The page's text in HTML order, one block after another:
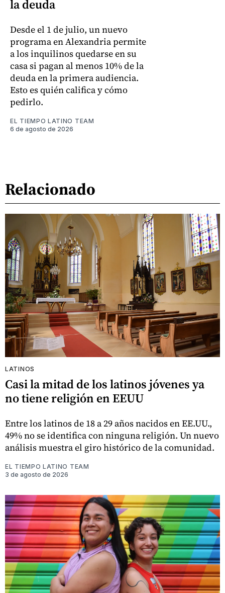
la deuda
Desde el 1 de julio, un nuevo
programa en Alexandria permite
a los inquilinos quedarse en su
casa si pagan al menos 10% de la
deuda en la primera audiencia.
Esto es quién califica y cómo
pedirlo.
EL TIEMPO LATINO TEAM
6 de agosto de 2026
Relacionado
LATINOS
Casi la mitad de los latinos jóvenes ya
no tiene religión en EEUU
Entre los latinos de 18 a 29 años nacidos en EE.UU.,
49% no se identifica con ninguna religión. Un nuevo
análisis muestra el giro histórico de la comunidad.
EL TIEMPO LATINO TEAM
3 de agosto de 2026